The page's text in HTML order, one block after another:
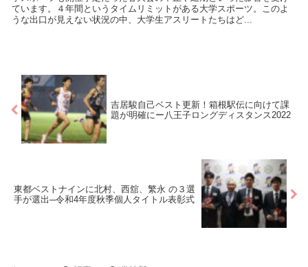
ています。４年間というタイムリミットがある大学スポーツ。このよ
うな出口が見えない状況の中、大学生アスリートたちはど...
吉居駿自己ベスト更新！箱根駅伝に向けて課
題が明確にー八王子ロングディスタンス2022
東都ベストナインに北村、西舘、繁永 の３選
手が選出─令和4年度秋季個人タイトル表彰式